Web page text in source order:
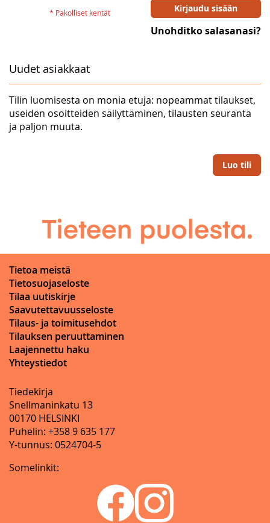
Kirjaudu sisään
Unohditko salasanasi?
Uudet asiakkaat
Tilin luomisesta on monia etuja: nopeammat tilaukset,
useiden osoitteiden säilyttäminen, tilausten seuranta
ja paljon muuta.
Luo tili
Tietoa meistä
Tietosuojaseloste
Tilaa uutiskirje
Saavutettavuusseloste
Tilaus- ja toimitusehdot
Tilauksen peruuttaminen
Laajennettu haku
Yhteystiedot
Tiedekirja
Snellmaninkatu 13
00170 HELSINKI
Puhelin: +358 9 635 177
Y-tunnus: 0524704-5
Somelinkit: